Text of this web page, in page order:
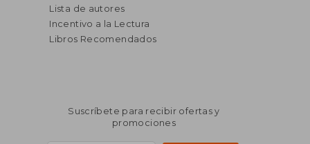
Lista de autores
Incentivo a la Lectura
Libros Recomendados
Suscríbete para recibir ofertas y
promociones